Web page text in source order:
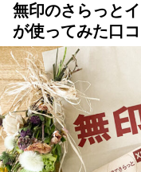
無印のさらっと
が使ってみた口